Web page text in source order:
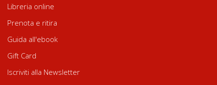
Libreria online
Prenota e ritira
Guida all'ebook
Gift Card
Iscriviti alla Newsletter